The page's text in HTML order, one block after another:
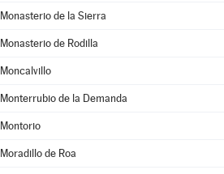
Monasterio de la Sierra
Monasterio de Rodilla
Moncalvillo
Monterrubio de la Demanda
Montorio
Moradillo de Roa